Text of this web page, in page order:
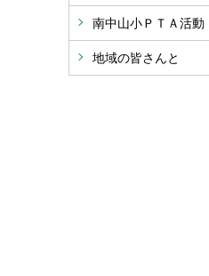
南中山小ＰＴＡ活動
地域の皆さんと